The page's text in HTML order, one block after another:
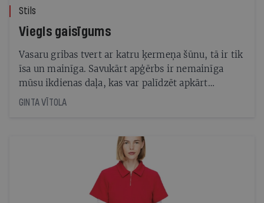
Stils
Viegls gaisīgums
Vasaru gribas tvert ar katru ķermeņa šūnu, tā ir tik
īsa un mainīga. Savukārt apģērbs ir nemainīga
mūsu ikdienas daļa, kas var palīdzēt apkārt
notiekošo izbaudīt pilnībā. Viegli un elpojoši
GINTA VĪTOLA